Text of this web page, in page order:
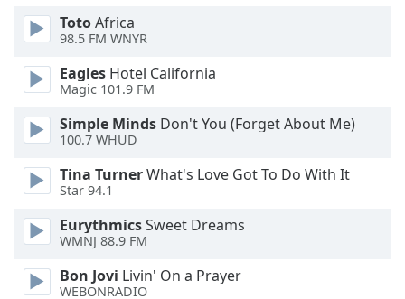
window.
Text
Color
Opacity
Text
Background
Color
Opacity
TotoAfrica
98.5 FM WNYR
Eagles Hotel California
Magic 101.9 FM
Simple Minds Don't You (Forget About Me)
100.7 WHUD
Tina TurnerWhat's Love Got To Do With It
Star 94.1
EurythmicsSweet Dreams
WMNJ 88.9 FM
Bon Jovi Livin' On a Prayer
WEBONRADIO